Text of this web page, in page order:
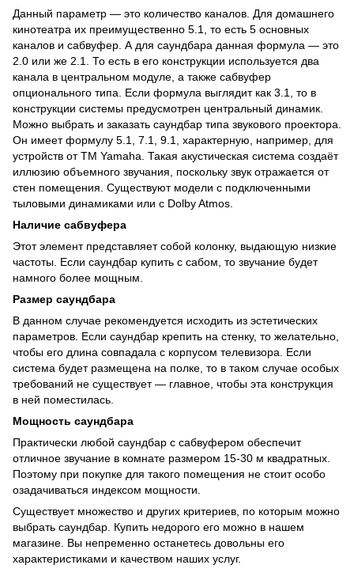
Данный параметр — это количество каналов. Для домашнего
кинотеатра их преимущественно 5.1, то есть 5 основных
каналов и сабвуфер. А для саундбара данная формула — это
2.0 или же 2.1. То есть в его конструкции используется два
канала в центральном модуле, а также сабвуфер
опционального типа. Если формула выглядит как 3.1, то в
конструкции системы предусмотрен центральный динамик.
Можно выбрать и заказать саундбар типа звукового проектора.
Он имеет формулу 5.1, 7.1, 9.1, характерную, например, для
устройств от ТМ Yamaha. Такая акустическая система создаёт
иллюзию объемного звучания, поскольку звук отражается от
стен помещения. Существуют модели с подключенными
тыловыми динамиками или с Dolby Atmos.
Наличие сабвуфера
Этот элемент представляет собой колонку, выдающую низкие
частоты. Если саундбар купить с сабом, то звучание будет
намного более мощным.
Размер саундбара
В данном случае рекомендуется исходить из эстетических
параметров. Если саундбар крепить на стенку, то желательно,
чтобы его длина совпадала с корпусом телевизора. Если
система будет размещена на полке, то в таком случае особых
требований не существует — главное, чтобы эта конструкция
в ней поместилась.
Мощность саундбара
Практически любой саундбар с сабвуфером обеспечит
отличное звучание в комнате размером 15-30 м квадратных.
Поэтому при покупке для такого помещения не стоит особо
озадачиваться индексом мощности.
Существует множество и других критериев, по которым можно
выбрать саундбар. Купить недорого его можно в нашем
магазине. Вы непременно останетесь довольны его
характеристиками и качеством наших услуг.